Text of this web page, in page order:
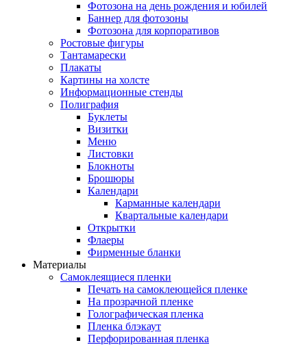
Фотозона на день рождения и юбилей
Баннер для фотозоны
Фотозона для корпоративов
Ростовые фигуры
Тантамарески
Плакаты
Картины на холсте
Информационные стенды
Полиграфия
Буклеты
Визитки
Меню
Листовки
Блокноты
Брошюры
Календари
Карманные календари
Квартальные календари
Открытки
Флаеры
Фирменные бланки
Материалы
Самоклеящиеся пленки
Печать на самоклеющейся пленке
На прозрачной пленке
Голографическая пленка
Пленка блэкаут
Перфорированная пленка